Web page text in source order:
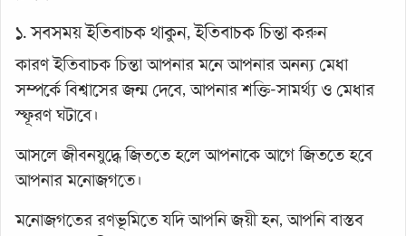
১. সবসময় ইতিবাচক থাকুন, ইতিবাচক চিন্তা করুন
কারণ ইতিবাচক চিন্তা আপনার মনে আপনার অনন্য মেধা
সম্পর্কে বিশ্বাসের জন্ম দেবে, আপনার শক্তি-সামর্থ্য ও মেধার
স্ফূরণ ঘটাবে।
আসলে জীবনযুদ্ধে জিততে হলে আপনাকে আগে জিততে হবে
আপনার মনোজগতে।
মনোজগতের রণভূমিতে যদি আপনি জয়ী হন, আপনি বাস্তব